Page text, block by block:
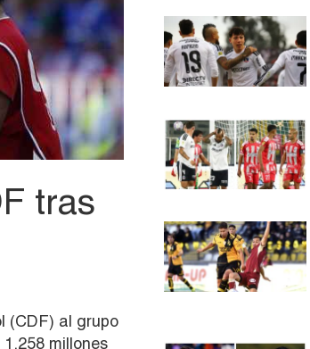
tras
(CDF) al grupo
millones